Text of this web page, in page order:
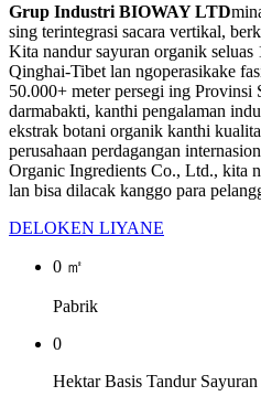
Grup Industri BIOWAY LTD
sing terintegrasi sacara vertikal,
Kita nandur sayuran organik
Qinghai-Tibet lan ngoperasikake
50.000+ meter persegi ing
darmabakti, kanthi pengalaman
ekstrak botani organik kanthi
perusahaan perdagangan
Organic Ingredients Co., Ltd., kita
lan bisa dilacak kanggo para
DELOKEN LIYANE
0 ㎡
Pabrik
0
Hektar Basis Tandur